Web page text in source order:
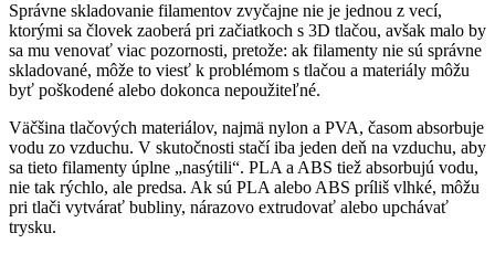
Správne skladovanie filamentov zvyčajne nie je jednou z vecí,
ktorými sa človek zaoberá pri začiatkoch s 3D tlačou, avšak malo by
sa mu venovať viac pozornosti, pretože: ak filamenty nie sú správne
skladované, môže to viesť k problémom s tlačou a materiály môžu
byť poškodené alebo dokonca nepoužiteľné.
Väčšina tlačových materiálov, najmä nylon a PVA, časom absorbuje
vodu zo vzduchu. V skutočnosti stačí iba jeden deň na vzduchu, aby
sa tieto filamenty úplne „nasýtili“. PLA a ABS tiež absorbujú vodu,
nie tak rýchlo, ale predsa. Ak sú PLA alebo ABS príliš vlhké, môžu
pri tlači vytvárať bubliny, nárazovo extrudovať alebo upchávať
trysku.